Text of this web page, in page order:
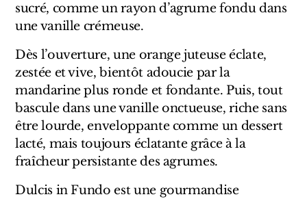
sucré, comme un rayon d’agrume fondu dans
une vanille crémeuse.
Dès l’ouverture, une orange juteuse éclate,
zestée et vive, bientôt adoucie par la
mandarine plus ronde et fondante. Puis, tout
bascule dans une vanille onctueuse, riche sans
être lourde, enveloppante comme un dessert
lacté, mais toujours éclatante grâce à la
fraîcheur persistante des agrumes.
Dulcis in Fundo est une gourmandise
Créateur Olfactif Genève
Pernoire
Sam William
Marques Néerlandaises
Pure Distance
Marques Anglaises